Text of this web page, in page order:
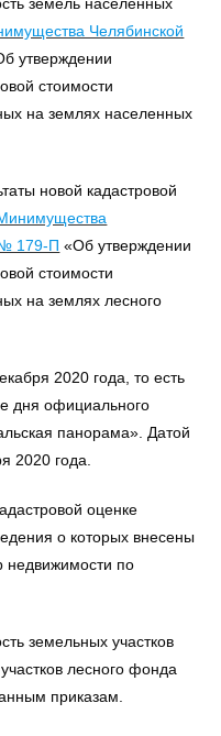
Челябинской
утверждении
стоимости
на землях населенных
новой кадастровой
№ 179-П «Об утверждении
стоимости
на землях лесного
2020 года, то есть
дня официального
панорама». Датой
2020 года.
оценке
о которых внесены
недвижимости по
земельных участков
лесного фонда
приказам.